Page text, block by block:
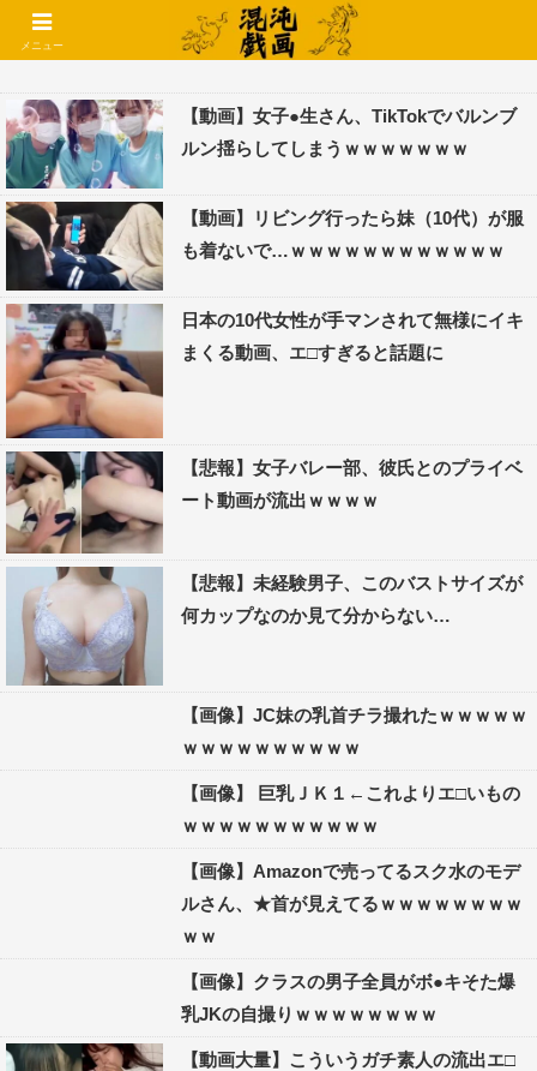
コメントでコテハン使えるようになりました🌱
【動画】女子●生さん、TikTokでバルンブ
ルン揺らしてしまうｗｗｗｗｗｗｗ
【動画】リビング行ったら妹（10代）が服
も着ないで…ｗｗｗｗｗｗｗｗｗｗｗｗ
日本の10代女性が手マンされて無様にイキ
まくる動画、エ□すぎると話題に
【悲報】女子バレー部、彼氏とのプライベ
ート動画が流出ｗｗｗｗ
【悲報】未経験男子、このバストサイズが
何カップなのか見て分からない…
【画像】JC妹の乳首チラ撮れたｗｗｗｗｗ
ｗｗｗｗｗｗｗｗｗｗ
【画像】 巨乳ＪＫ１←これよりエ□いもの
ｗｗｗｗｗｗｗｗｗｗｗ
【画像】Amazonで売ってるスク水のモデ
ルさん、★首が見えてるｗｗｗｗｗｗｗｗ
ｗｗ
【画像】クラスの男子全員がボ●キそた爆
乳JKの自撮りｗｗｗｗｗｗｗｗ
【動画大量】こういうガチ素人の流出エ□
メニュー